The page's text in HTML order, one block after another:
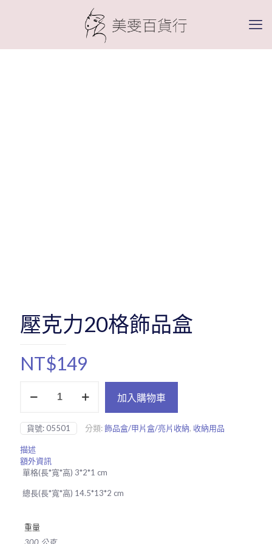
壓克力20格飾品盒
NT$149
20
格
飾
品
盒
數
量
加入購物車
貨號:05501 分類:飾品盒/甲片盒/亮片收納, 收納用品
描述
額外資訊
單格(長*寬*高) 3*2*1 cm
總長(長*寬*高) 14.5*13*2 cm
重量